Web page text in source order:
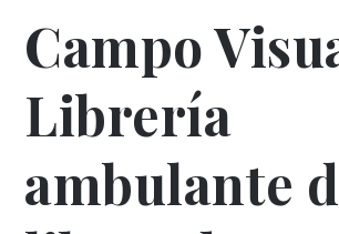
Campo
Librería
ambulante